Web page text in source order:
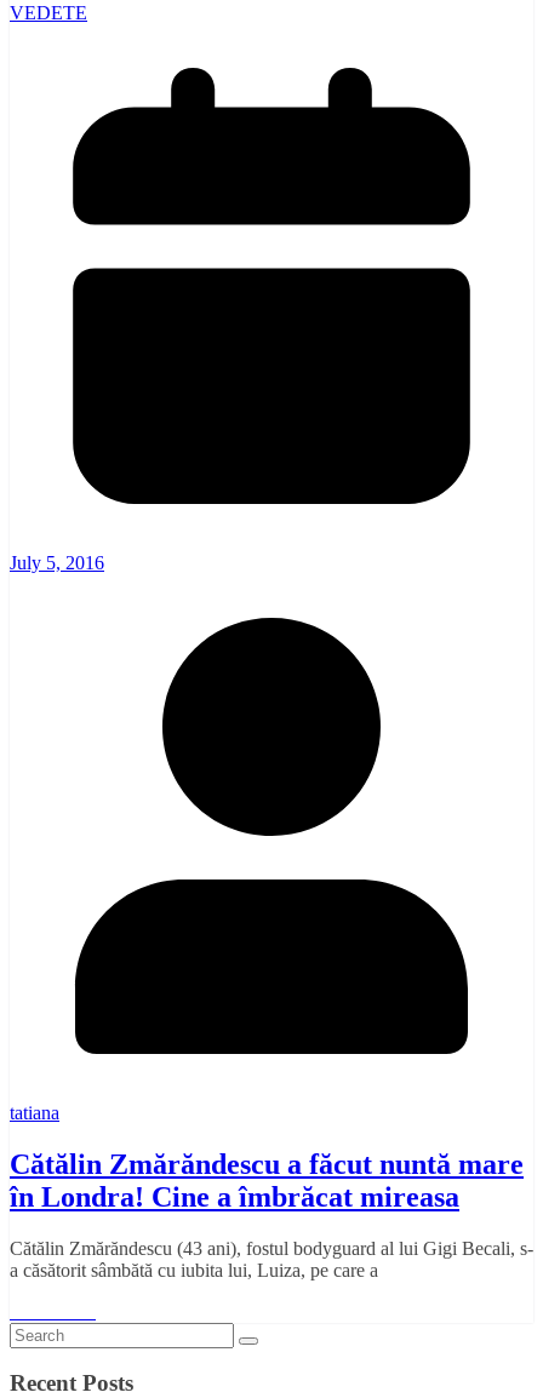
VEDETE
July 5, 2016
tatiana
Cătălin Zmărăndescu a făcut nuntă mare
în Londra! Cine a îmbrăcat mireasa
Cătălin Zmărăndescu (43 ani), fostul bodyguard al lui Gigi Becali, s-
a căsătorit sâmbătă cu iubita lui, Luiza, pe care a
Recent Posts